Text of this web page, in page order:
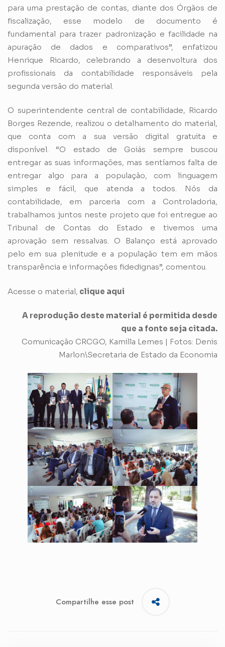
para uma prestação de contas, diante dos Órgãos de
fiscalização, esse modelo de documento é
fundamental para trazer padronização e facilidade na
apuração de dados e comparativos”, enfatizou
Henrique Ricardo, celebrando a desenvoltura dos
profissionais da contabilidade responsáveis pela
segunda versão do material.
O superintendente central de contabilidade, Ricardo
Borges Rezende, realizou o detalhamento do material,
que conta com a sua versão digital gratuita e
disponível. “O estado de Goiás sempre buscou
entregar as suas informações, mas sentíamos falta de
entregar algo para a população, com linguagem
simples e fácil, que atenda a todos. Nós da
contabilidade, em parceria com a Controladoria,
trabalhamos juntos neste projeto que foi entregue ao
Tribunal de Contas do Estado e tivemos uma
aprovação sem ressalvas. O Balanço está aprovado
pelo em sua plenitude e a população tem em mãos
transparência e informações fidedignas”, comentou.
Acesse o material, clique aqui
A reprodução deste material é permitida desde
que a fonte seja citada.
Comunicação CRCGO, Kamilla Lemes | Fotos: Denis
Marlon\Secretaria de Estado da Economia
Compartilhe esse post